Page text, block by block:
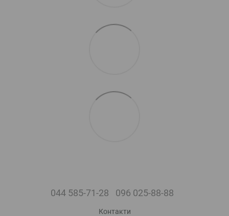
044 585-71-28 096 025-88-88
Контакти